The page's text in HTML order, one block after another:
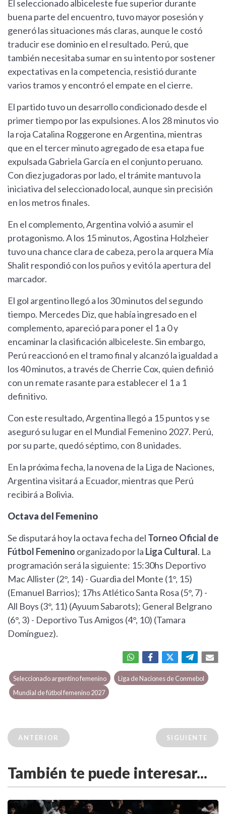
El seleccionado albiceleste fue superior durante
buena parte del encuentro, tuvo mayor posesión y
generó las situaciones más claras, aunque le costó
traducir ese dominio en el resultado. Perú, que
también necesitaba sumar en su intento por sostener
expectativas en la competencia, resistió durante
varios tramos y encontró el empate en el cierre.
El partido tuvo un desarrollo condicionado desde el
primer tiempo por las expulsiones. A los 28 minutos vio
la roja Catalina Roggerone en Argentina, mientras
que en el tercer minuto agregado de esa etapa fue
expulsada Gabriela García en el conjunto peruano.
Con diez jugadoras por lado, el trámite mantuvo la
iniciativa del seleccionado local, aunque sin precisión
en los metros finales.
En el complemento, Argentina volvió a asumir el
protagonismo. A los 15 minutos, Agostina Holzheier
tuvo una chance clara de cabeza, pero la arquera Mía
Shalit respondió con los puños y evitó la apertura del
marcador.
El gol argentino llegó a los 30 minutos del segundo
tiempo. Mercedes Diz, que había ingresado en el
complemento, apareció para poner el 1 a 0 y
encaminar la clasificación albiceleste. Sin embargo,
Perú reaccionó en el tramo final y alcanzó la igualdad a
los 40 minutos, a través de Cherrie Cox, quien definió
con un remate rasante para establecer el 1 a 1
definitivo.
Con este resultado, Argentina llegó a 15 puntos y se
aseguró su lugar en el Mundial Femenino 2027. Perú,
por su parte, quedó séptimo, con 8 unidades.
En la próxima fecha, la novena de la Liga de Naciones,
Argentina visitará a Ecuador, mientras que Perú
recibirá a Bolivia.
Octava del Femenino
Se disputará hoy la octava fecha del Torneo Oficial de
Fútbol Femenino organizado por la Liga Cultural. La
programación será la siguiente: 15:30hs Deportivo
Mac Allister (2°, 14) - Guardia del Monte (1°, 15)
(Emanuel Barrios); 17hs Atlético Santa Rosa (5°, 7) -
All Boys (3°, 11) (Ayuum Sabarots); General Belgrano
(6°, 3) - Deportivo Tus Amigos (4°, 10) (Tamara
Domínguez).
Seleccionado argentino femenino
Liga de Naciones de Conmebol
Mundial de fútbol femenino 2027
ANTERIOR SIGUIENTE
También te puede interesar...